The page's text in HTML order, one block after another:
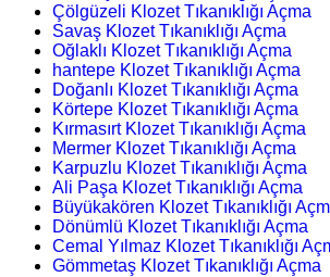
Çölgüzeli Klozet Tıkanıklığı Açma
Savaş Klozet Tıkanıklığı Açma
Oğlaklı Klozet Tıkanıklığı Açma
hantepe Klozet Tıkanıklığı Açma
Doğanlı Klozet Tıkanıklığı Açma
Körtepe Klozet Tıkanıklığı Açma
Kırmasırt Klozet Tıkanıklığı Açma
Mermer Klozet Tıkanıklığı Açma
Karpuzlu Klozet Tıkanıklığı Açma
Ali Paşa Klozet Tıkanıklığı Açma
Büyükakören Klozet Tıkanıklığı
Dönümlü Klozet Tıkanıklığı Açma
Cemal Yılmaz Klozet Tıkanıklığı
Gömmetaş Klozet Tıkanıklığı Açma